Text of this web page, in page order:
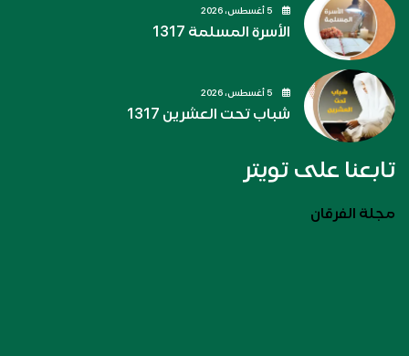
الأسرة المسلمة 1317
شباب تحت العشرين 1317
تابعنا على تويتر
مجلة الفرقان